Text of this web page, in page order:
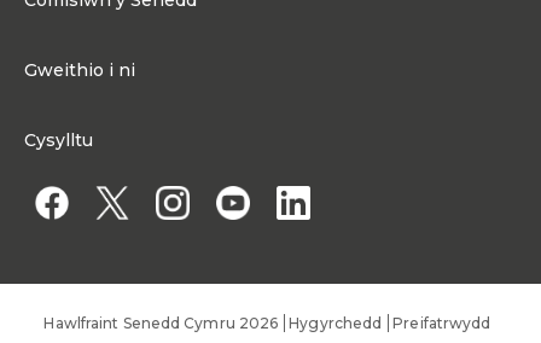
Fframwaith Llywodraethu Corfforaethol y Comisiwn
Gweithio i ni
Gweithio i Aelod o'r Senedd
Cysylltu
Hawlfraint Senedd Cymru 2026 Hygyrchedd Preifatrwydd